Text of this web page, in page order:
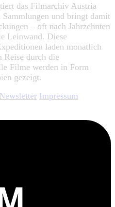
das Filmarchiv Austria
Sammlungen und bringt damit
– oft nach Jahrzehnten
Leinwand. Diese
laden monatlich
Reise durch die
Filme werden in Form
gezeigt.
Newsletter Impressum